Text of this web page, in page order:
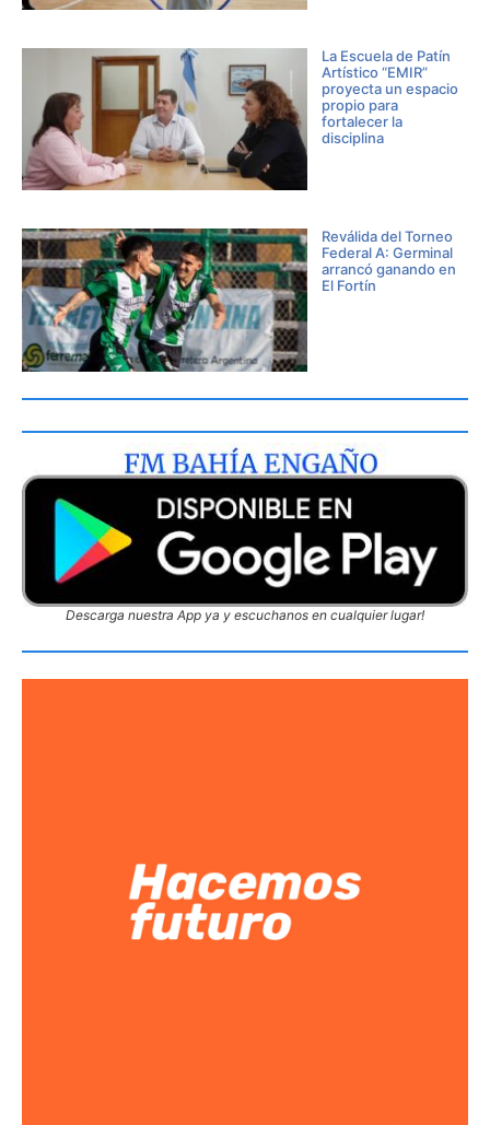
La Escuela de Patín
Artístico “EMIR”
proyecta un espacio
propio para
fortalecer la
disciplina
Reválida del Torneo
Federal A: Germinal
arrancó ganando en
El Fortín
Descarga nuestra App ya y escuchanos en cualquier lugar!